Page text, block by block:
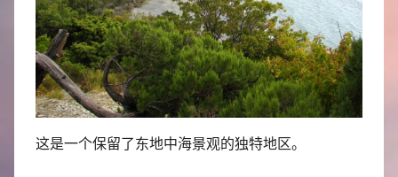
这是一个保留了东地中海景观的独特地区。